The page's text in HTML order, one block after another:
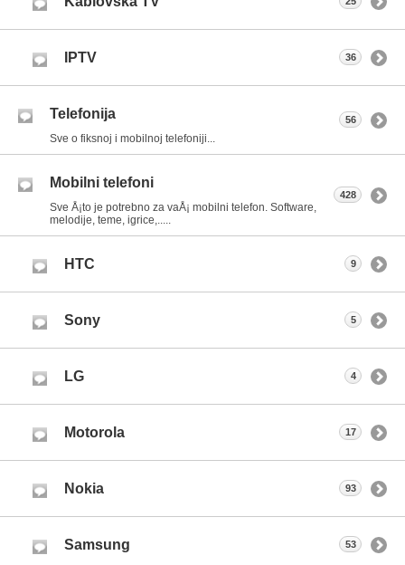
IPTV 36
Telefonija
Sve o fiksnoj i mobilnoj telefoniji...
56
Mobilni telefoni
Sve Å¡to je potrebno za vaÅ¡ mobilni telefon. Software,
melodije, teme, igrice,.....
428
HTC 9
Sony 5
LG 4
Motorola 17
Nokia 93
Samsung 53